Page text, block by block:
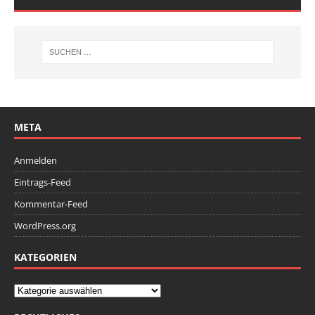
META
Anmelden
Eintrags-Feed
Kommentar-Feed
WordPress.org
KATEGORIEN